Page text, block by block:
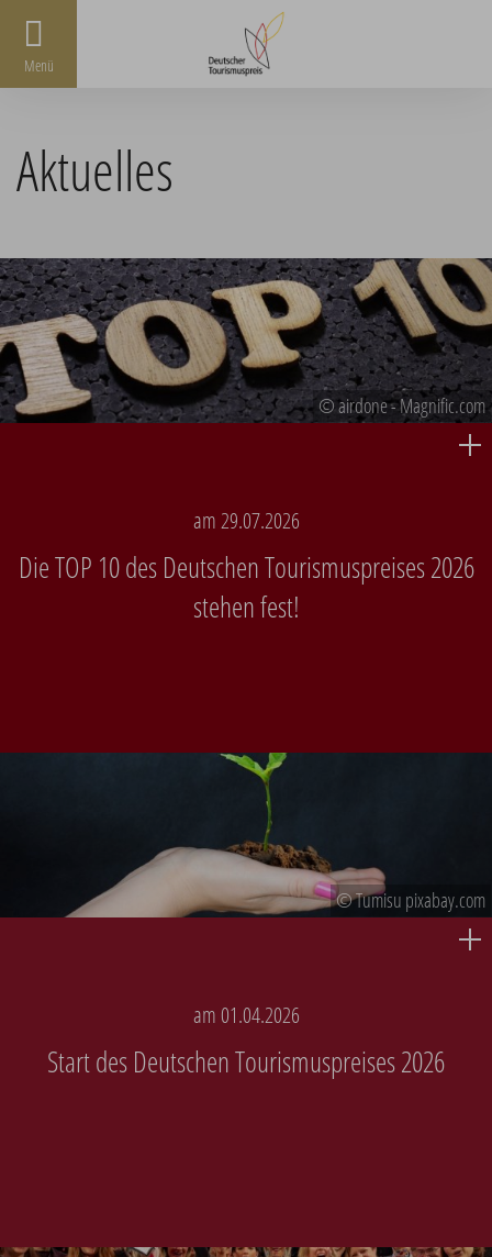
Menü
Aktuelles
© airdone - Magnific.com
am 29.07.2026
Die TOP 10 des Deutschen Tourismuspreises 2026
stehen fest!
© Tumisu pixabay.com
am 01.04.2026
Start des Deutschen Tourismuspreises 2026